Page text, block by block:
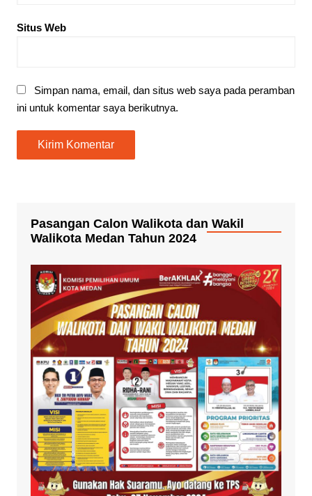
Situs Web
Simpan nama, email, dan situs web saya pada peramban
ini untuk komentar saya berikutnya.
Pasangan Calon Walikota dan Wakil
Walikota Medan Tahun 2024